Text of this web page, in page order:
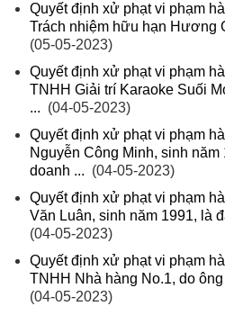
Quyết định xử phạt vi phạm
Trách nhiệm hữu hạn Hương
(05-05-2023)
Quyết định xử phạt vi phạm
TNHH Giải trí Karaoke Suối
... (04-05-2023)
Quyết định xử phạt vi phạm
Nguyễn Công Minh, sinh
doanh ... (04-05-2023)
Quyết định xử phạt vi phạm
Văn Luân, sinh năm 1991, là
(04-05-2023)
Quyết định xử phạt vi phạm
TNHH Nhà hàng No.1, do
(04-05-2023)